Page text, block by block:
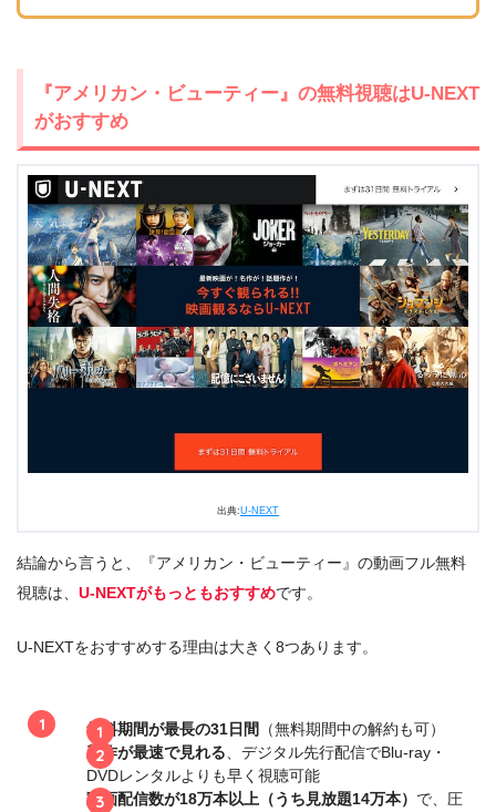
『アメリカン・ビューティー』の無料視聴はU-NEXT
がおすすめ
出典:U-NEXT
結論から言うと、『アメリカン・ビューティー』の動画フル無料
視聴は、 U-NEXTがもっともおすすめです。
U-NEXTをおすすめする理由は大きく8つあります。
無料期間が最長の31日間
（無料期間中の解約も可）
新作が最速で見れる 、デジタル先行配信でBlu-ray・
DVDレンタルよりも早く視聴可能
動画配信数が18万本以上（うち見放題14万本） で、圧